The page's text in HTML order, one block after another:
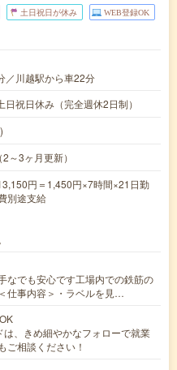
土日祝日が休み WEB登録OK
／川越駅から車22分
祝日休み（完全週休2日制）
～3ヶ月更新）
円＝1,450円×7時間×21日勤
別途支給
なでも安心です工場内での鉄筋の
仕事内容＞・ラベルを見…
、きめ細やかなフォローで就業
ご相談ください！